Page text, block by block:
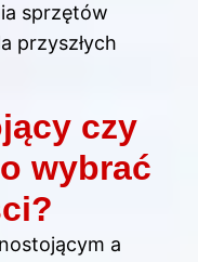
sprzętów
przyszłych
czy
wybrać
a